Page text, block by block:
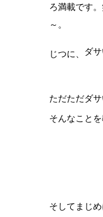
ろ満載です。
～。
じつに、 ダサ
ただただダサ
そんなこと
そしてまじめ